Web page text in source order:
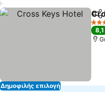
Δημοφιλής επιλογή
3
8,1